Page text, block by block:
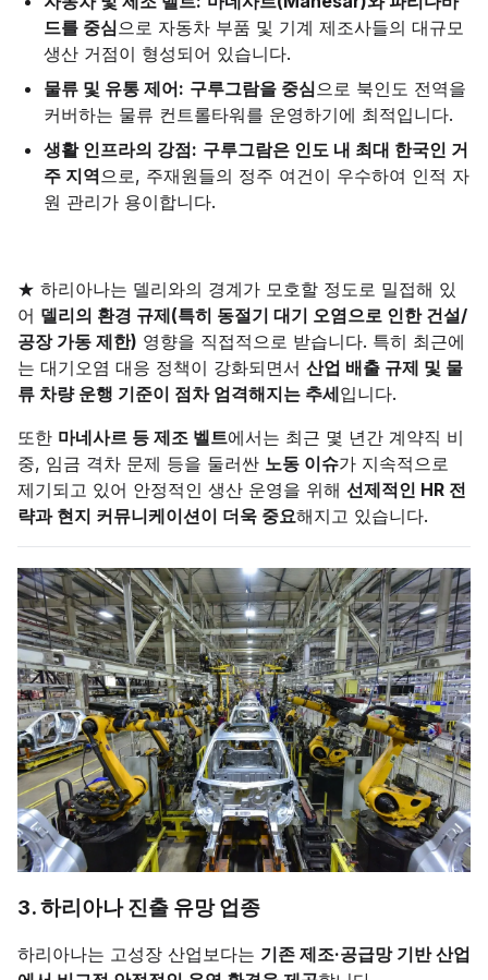
드를 중심으로 자동차 부품 및 기계 제조사들의 대규모
생산 거점이 형성되어 있습니다.
물류 및 유통 제어: 구루그람을 중심으로 북인도 전역을
커버하는 물류 컨트롤타워를 운영하기에 최적입니다.
생활 인프라의 강점: 구루그람은 인도 내 최대 한국인 거
주 지역으로, 주재원들의 정주 여건이 우수하여 인적 자
원 관리가 용이합니다.
★ 하리아나는 델리와의 경계가 모호할 정도로 밀접해 있
어 델리의 환경 규제(특히 동절기 대기 오염으로 인한 건설/
공장 가동 제한) 영향을 직접적으로 받습니다. 특히 최근에
는 대기오염 대응 정책이 강화되면서 산업 배출 규제 및 물
류 차량 운행 기준이 점차 엄격해지는 추세입니다.
또한 마네사르 등 제조 벨트에서는 최근 몇 년간 계약직 비
중, 임금 격차 문제 등을 둘러싼 노동 이슈가 지속적으로
제기되고 있어 안정적인 생산 운영을 위해 선제적인 HR 전
략과 현지 커뮤니케이션이 더욱 중요해지고 있습니다.
3. 하리아나 진출 유망 업종
하리아나는 고성장 산업보다는 기존 제조·공급망 기반 산업